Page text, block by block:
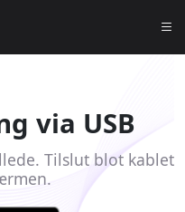
via USB
Tilslut blot kablet